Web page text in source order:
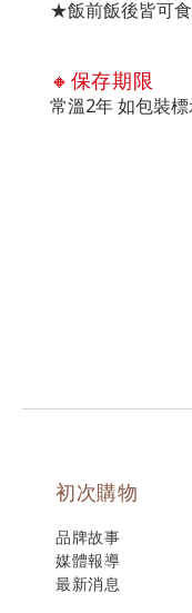
★飯前飯後皆可
🔸 保存期限
常溫2年 如包裝標
初次購物
品牌故事
媒體報導
最新消息